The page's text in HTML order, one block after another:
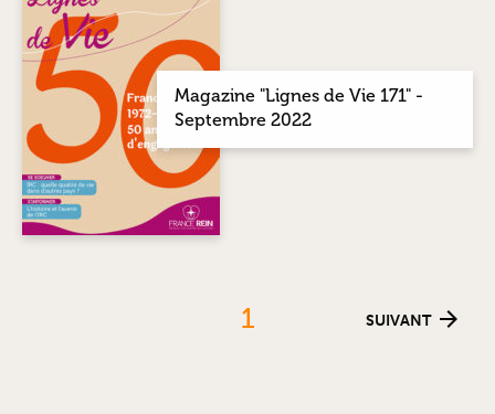
Magazine "Lignes de Vie 171" -
Septembre 2022
1 SUIVANT